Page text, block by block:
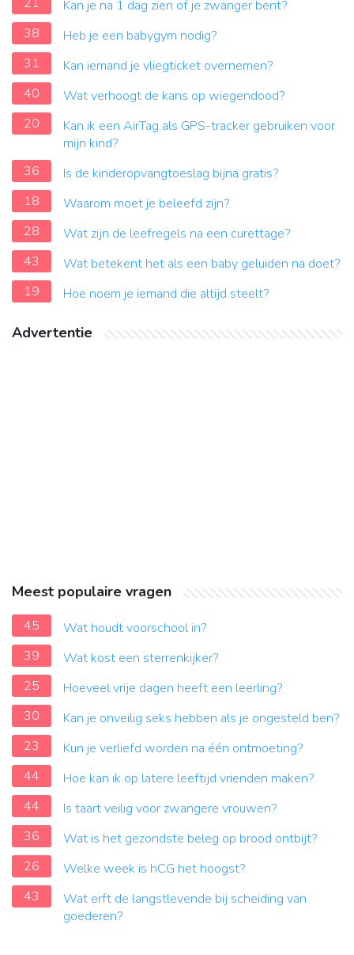
Kan je na 1 dag zien of je zwanger bent?
38
Heb je een babygym nodig?
31
Kan iemand je vliegticket overnemen?
40
Wat verhoogt de kans op wiegendood?
20
Kan ik een AirTag als GPS-tracker gebruiken voor
mijn kind?
36
Is de kinderopvangtoeslag bijna gratis?
18
Waarom moet je beleefd zijn?
28
Wat zijn de leefregels na een curettage?
43
Wat betekent het als een baby geluiden na doet?
19
Hoe noem je iemand die altijd steelt?
Advertentie
Meest populaire vragen
45
Wat houdt voorschool in?
39
Wat kost een sterrenkijker?
25
Hoeveel vrije dagen heeft een leerling?
30
Kan je onveilig seks hebben als je ongesteld ben?
23
Kun je verliefd worden na één ontmoeting?
44
Hoe kan ik op latere leeftijd vrienden maken?
44
Is taart veilig voor zwangere vrouwen?
36
Wat is het gezondste beleg op brood ontbijt?
26
Welke week is hCG het hoogst?
43
Wat erft de langstlevende bij scheiding van
goederen?